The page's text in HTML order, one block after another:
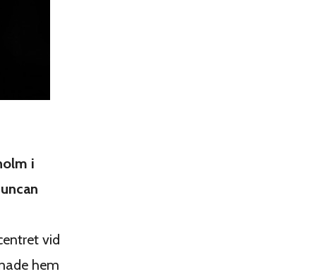
i
vid
hem